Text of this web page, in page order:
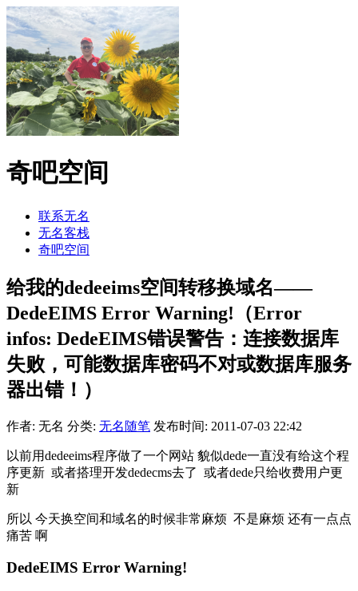
奇吧空间
联系无名
无名客栈
奇吧空间
给我的dedeeims空间转移换域名——
DedeEIMS Error Warning!（Error
infos: DedeEIMS错误警告：连接数据库
失败，可能数据库密码不对或数据库服务
器出错！）
作者: 无名 分类: 无名随笔 发布时间: 2011-07-03 22:42
以前用dedeeims程序做了一个网站 貌似dede一直没有给这个程
序更新 或者搭理开发dedecms去了 或者dede只给收费用户更
新
所以 今天换空间和域名的时候非常麻烦 不是麻烦 还有一点点
痛苦 啊
DedeEIMS Error Warning!